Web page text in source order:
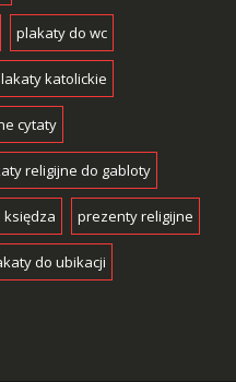
plakaty do wc
katolickie
cytaty
religijne do gabloty
prezenty religijne
do ubikacji